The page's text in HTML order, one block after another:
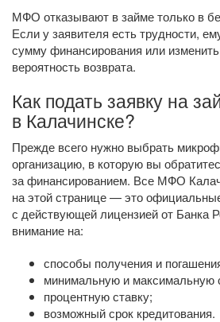
МФО отказывают в займе только в
Если у заявителя есть трудности,
сумму финансирования или
вероятность возврата.
Как подать заявку на
в Калачинске?
Прежде всего нужно выбрать
организацию, в которую вы
за финансированием. Все МФО
на этой странице — это
с действующей лицензией от Банка
внимание на:
способы получения и
минимальную и максимальную
процентную ставку;
возможный срок кредитования.